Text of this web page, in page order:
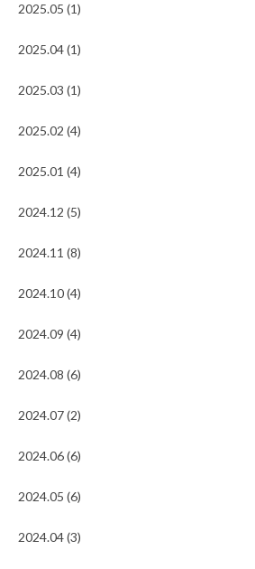
2025.05 (1)
2025.04 (1)
2025.03 (1)
2025.02 (4)
2025.01 (4)
2024.12 (5)
2024.11 (8)
2024.10 (4)
2024.09 (4)
2024.08 (6)
2024.07 (2)
2024.06 (6)
2024.05 (6)
2024.04 (3)